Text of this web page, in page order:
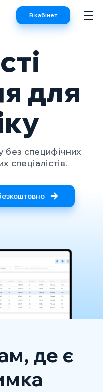
В кабінет
для
без специфічних
спеціалістів.
де є